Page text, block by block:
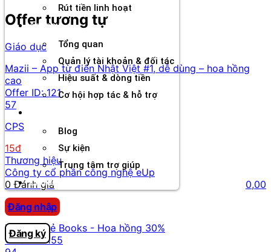
Rút tiền linh hoạt
Agency
Tổng quan
Quản lý tài khoản & đối tác
Hiệu suất & dòng tiền
Cơ hội hợp tác & hỗ trợ
Blog
Sự kiện
Trung tâm trợ giúp
Chương Trình Creator
Đăng nhập
Đăng ký
Offer tương tự
Giáo dục
Mazii – App từ điển Nhật Việt #1, dễ dùng – hoa hồng
cao
Offer ID: 121
57
CPS
15đ
Thương hiệu
Công ty cổ phần công nghệ eUp
0 Đánh giá
0,00
Giáo dục
Tri thức trẻ Books - Hoa hồng 30%
Offer ID: 155